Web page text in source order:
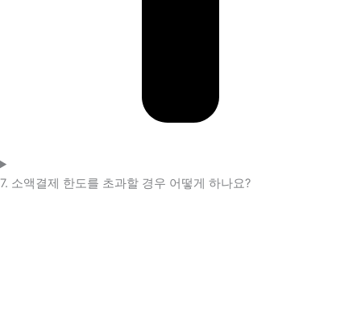
7. 소액결제 한도를 초과할 경우 어떻게 하나요?